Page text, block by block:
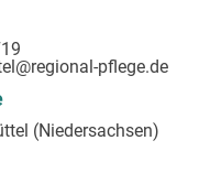
@regional-pflege.de
(Niedersachsen)